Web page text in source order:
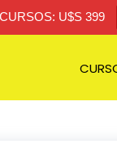
U$S 399